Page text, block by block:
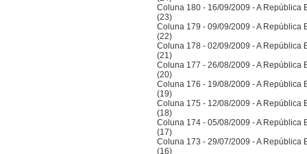
Coluna 180 - 16/09/2009 - A República
(23)
Coluna 179 - 09/09/2009 - A República
(22)
Coluna 178 - 02/09/2009 - A República
(21)
Coluna 177 - 26/08/2009 - A República
(20)
Coluna 176 - 19/08/2009 - A República
(19)
Coluna 175 - 12/08/2009 - A República
(18)
Coluna 174 - 05/08/2009 - A República
(17)
Coluna 173 - 29/07/2009 - A República
(16)